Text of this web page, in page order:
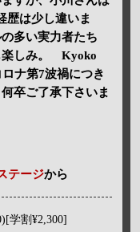
歴は少し違いま
多い実力者たち
楽しみ。 Kyoko
ナ第7波禍につき
卒ご了承下さいま
テージから
学割¥2,300]